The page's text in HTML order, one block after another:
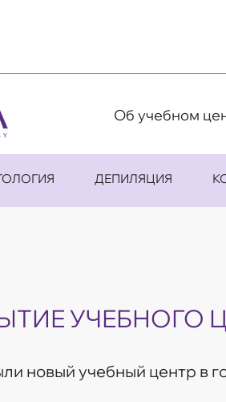
Об учебном
ДЕПИЛЯЦИЯ
УЧЕБНОГО
новый учебный центр в